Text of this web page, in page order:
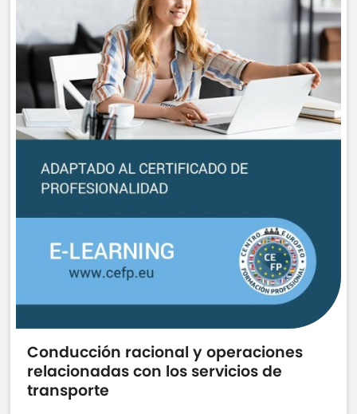
Conducción racional y operaciones
relacionadas con los servicios de
transporte